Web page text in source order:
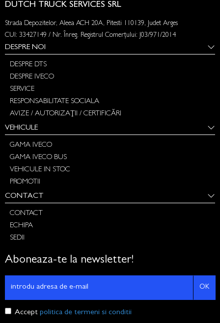
DUTCH TRUCK SERVICES SRL
Strada Depozitelor, Aleea ACH 20A, Pitesti 110139, Judet Arges
CUI: 33427149 / Nr. Înreg. Registrul Comerțului: J03/971/2014
DESPRE NOI
DESPRE DTS
DESPRE IVECO
SERVICE
RESPONSABILITATE SOCIALA
AVIZE / AUTORIZAȚII / CERTIFICĂRI
VEHICULE
GAMA IVECO
GAMA IVECO BUS
VEHICULE IN STOC
PROMOTII
CONTACT
CONTACT
ECHIPA
SEDII
Aboneaza-te la newsletter!
OK
Accept politica de termeni si conditii